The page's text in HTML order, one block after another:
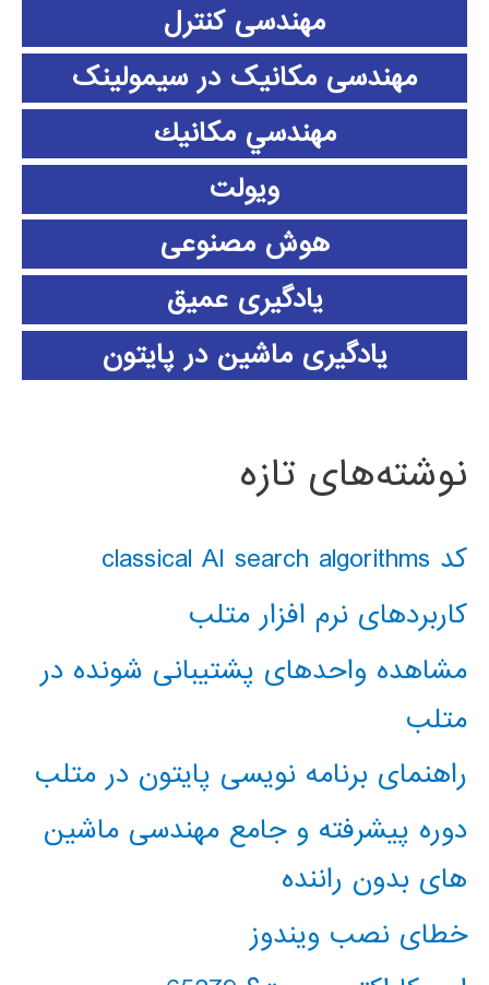
مهندسی کنترل
مهندسی مکانیک در سیمولینک
مهندسي مكانيك
ویولت
هوش مصنوعی
یادگیری عمیق
یادگیری ماشین در پایتون
نوشته‌های تازه
کد classical AI search algorithms
کاربردهای نرم افزار متلب
مشاهده واحدهای پشتیبانی شونده در
متلب
راهنمای برنامه نویسی پایتون در متلب
دوره پیشرفته و جامع مهندسی ماشین
های بدون راننده
خطای نصب ویندوز